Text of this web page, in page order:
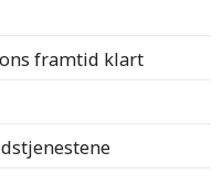
framtid klart